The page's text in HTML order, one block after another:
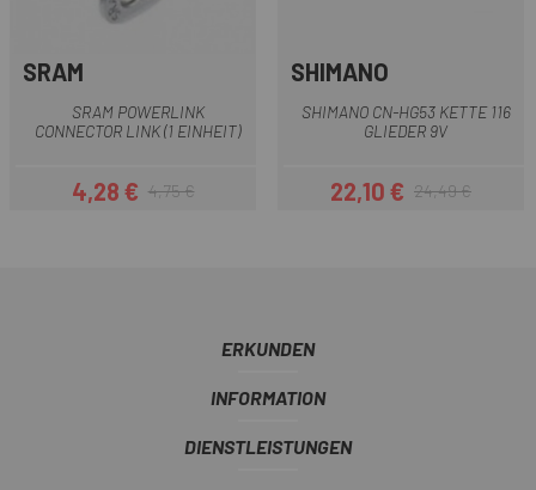
SRAM
SRAM POWERLINK
CONNECTOR LINK (1 EINHEIT)
Preis
4,28 €Regulärer Preis
4,75 €
SHIMANO
SHIMANO CN-HG53 KETTE 116
GLIEDER 9V
Preis
22,10 €Regulärer Preis
24,49 €
ERKUNDEN
INFORMATION
DIENSTLEISTUNGEN